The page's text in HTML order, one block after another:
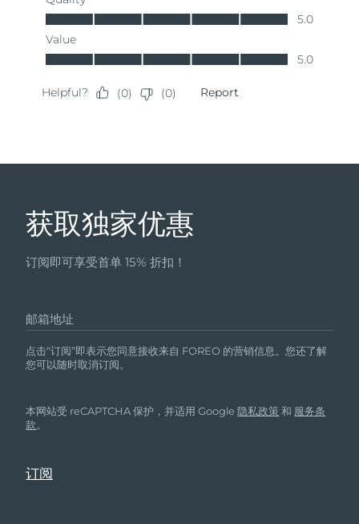
获取独家优惠
订阅即可享受首单 15% 折扣！
邮箱地址
点击“订阅”即表示您同意接收来自 FOREO 的营销信息。您还了解
您可以随时取消订阅。
本网站受 reCAPTCHA 保护，并适用 Google隐私政策 和 服务条
款。